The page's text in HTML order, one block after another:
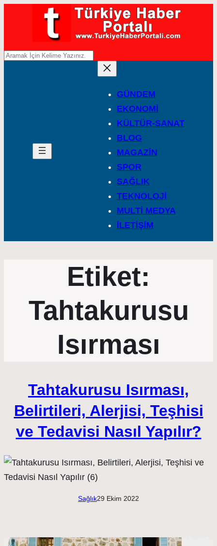
A
GÜNDEM
EKONOMİ
KÜLTÜR-SANAT
BLOG
MAGAZİN
SPOR
SAĞLIK
TEKNOLOJİ
MULTİ MEDYA
İLETİŞİM
Etiket:
Tahtakurusu
Isırması
Tahtakurusu Isırması,
Belirtileri, Alerjisi, Teşhisi
ve Tedavisi Nasıl Yapılır?
Sağlık29 Ekim 2022